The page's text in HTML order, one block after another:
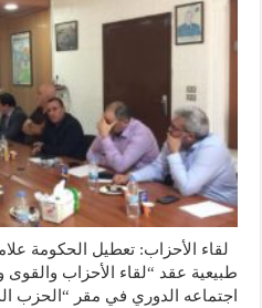
لقاء الأحزاب: تعطيل الحكومة
طبيعية عقد “لقاء الأحزاب والقوى
اجتماعه الدوري في مقر “الحزب